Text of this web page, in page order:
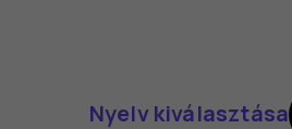
Nyelv kiválasztása